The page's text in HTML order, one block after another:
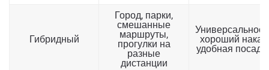
Гибридный
Город, парки,
смешанные
маршруты,
прогулки на
разные
дистанции
хороший накат,
удобная